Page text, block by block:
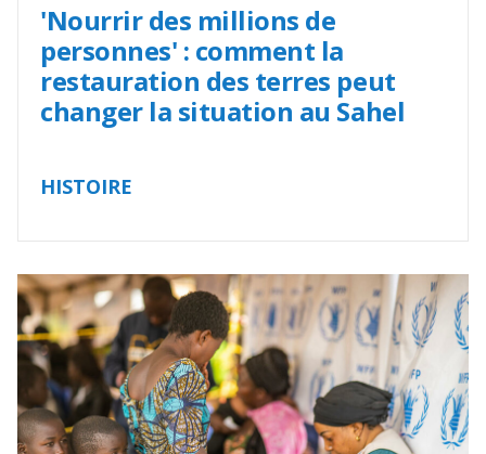
'Nourrir des millions de
personnes' : comment la
restauration des terres peut
changer la situation au Sahel
HISTOIRE